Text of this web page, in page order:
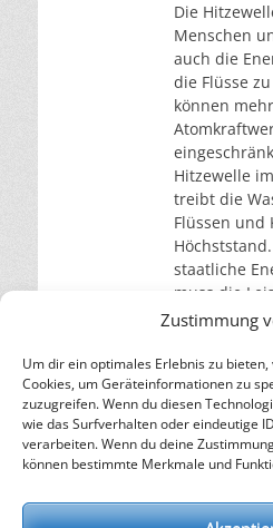
Zustimmung
Um dir ein optimales Erlebnis zu
Cookies, um Geräteinformationen zu
zuzugreifen. Wenn du diesen
wie das Surfverhalten oder eindeutige
verarbeiten. Wenn du deine
können bestimmte Merkmale und
Die
Menschen
auch die
die Flüsse
können
Hitzewelle
treibt die
Flüssen und
staatliche
muss die
Reaktoren
Copernicus
– Energie für die Zukunft –
Nachhaltigkeit,